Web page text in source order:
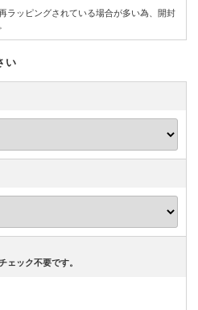
ラッピングされている場合が多い為、開封
い
ェック不要です。